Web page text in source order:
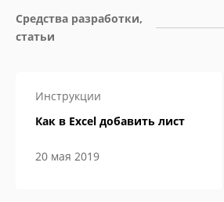
Средства разработки,
статьи
Инструкции
Как в Excel добавить лист
20 мая 2019